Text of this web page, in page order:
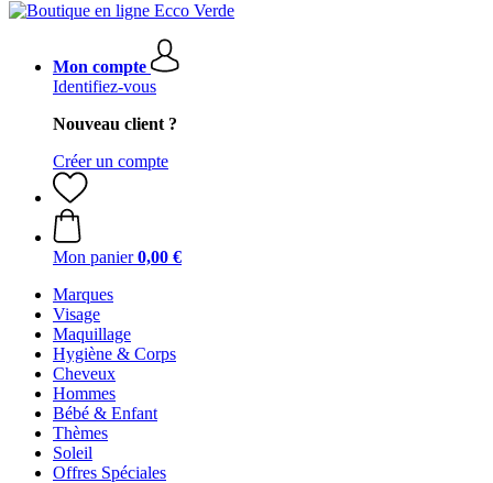
Mon compte
Identifiez-vous
Nouveau client ?
Créer un compte
Mon panier 0,00 €
Marques
Visage
Maquillage
Hygiène & Corps
Cheveux
Hommes
Bébé & Enfant
Thèmes
Soleil
Offres Spéciales